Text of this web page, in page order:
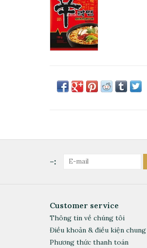
-:
Customer service
Thông tin về chúng tôi
Điều khoản & điều kiện chung
Phương thức thanh toán